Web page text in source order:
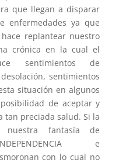
que llegan a disparar
enfermedades ya que
replantear nuestro
crónica en la cual el
sentimientos de
sentimientos
situación en algunos
de aceptar y
preciada salud. Si la
nuestra fantasía de
e
con lo cual no